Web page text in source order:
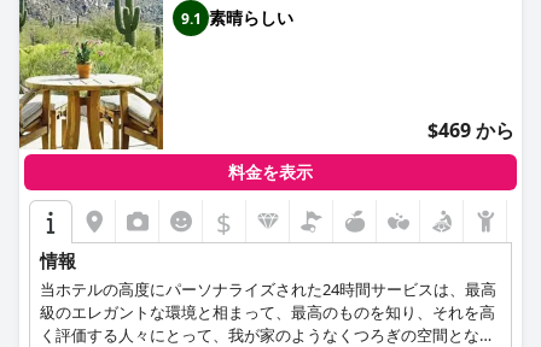
9.1 素晴らしい
$469 から
料金を表示
$
情報
当ホテルの高度にパーソナライズされた24時間サービスは、最高
級のエレガントな環境と相まって、最高のものを知り、それを高
く評価する人々にとって、我が家のようなくつろぎの空間となっ